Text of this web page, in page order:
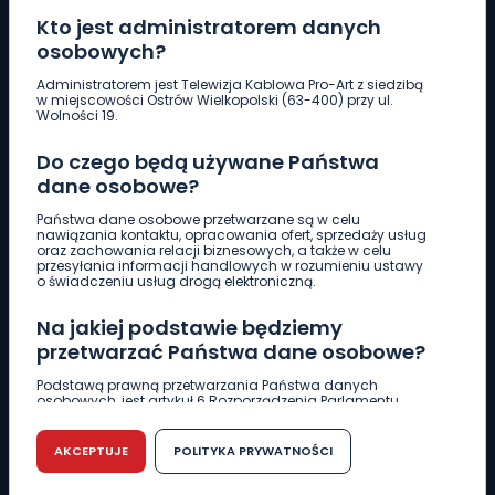
Kto jest administratorem danych
osobowych?
Administratorem jest Telewizja Kablowa Pro-Art z siedzibą
w miejscowości Ostrów Wielkopolski (63-400) przy ul.
Wolności 19.
Do czego będą używane Państwa
dane osobowe?
Państwa dane osobowe przetwarzane są w celu
nawiązania kontaktu, opracowania ofert, sprzedaży usług
oraz zachowania relacji biznesowych, a także w celu
przesyłania informacji handlowych w rozumieniu ustawy
o świadczeniu usług drogą elektroniczną.
Na jakiej podstawie będziemy
przetwarzać Państwa dane osobowe?
Podstawą prawną przetwarzania Państwa danych
osobowych, jest artykuł 6 Rozporządzenia Parlamentu
r. w sprawie ochrony osób fizycznych w związku z
przetwarzaniem danych osobowych w sprawie
swobodnego przepływu takich danych oraz uchylenia
dyrektywy 95/46/WE (RODO).
AKCEPTUJE POLITYKA PRYWATNOŚCI
Pobierz logotyp
661 997 997
REDAKCJA
62 735 22 22redakcja@wlkp24.info
DZIAŁ REKLAMY
62 735 01 85 reklama@wlkp24.info
WIADOMOŚCI
CIEKAWOSTKI